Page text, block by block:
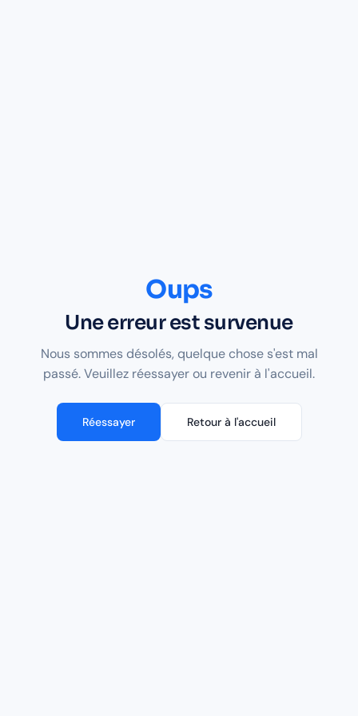
Oups
Une erreur est survenue
Nous sommes désolés, quelque chose s'est mal
passé. Veuillez réessayer ou revenir à l'accueil.
Réessayer Retour à l'accueil